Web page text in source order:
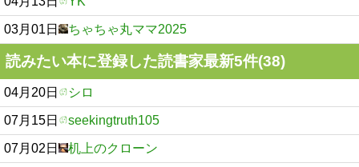
03月01日 ちゃちゃ丸ママ2025
読みたい本に登録した読書家最新5件(38)
04月20日 シロ
07月15日 seekingtruth105
07月02日 机上のクローン